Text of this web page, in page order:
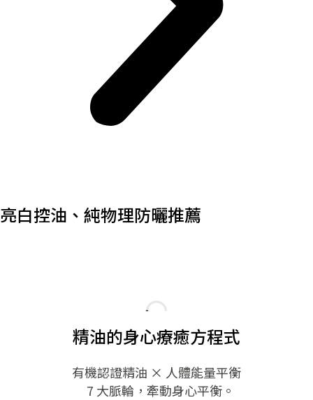
亮白控油、純物理防曬推薦
精油的身心療癒方程式
有機認證精油 × 人體能量平衡
7 大脈輪，牽動身心平衡。